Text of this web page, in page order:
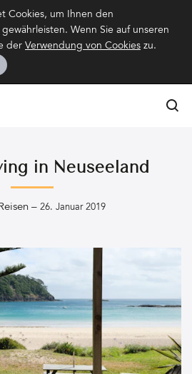
Cookies, um Ihnen den
Wenn Sie auf unseren
der Verwendung von Cookies zu.
in Neuseeland
Reisen – 26. Januar 2019